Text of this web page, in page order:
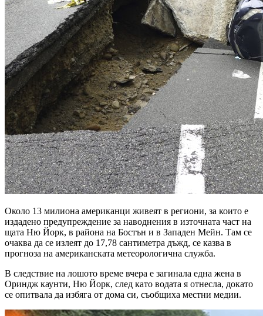
Около 13 милиона американци живеят в региони, за които е
издадено предупреждение за наводнения в източната част на
щата Ню Йорк, в района на Бостън и в Западен Мейн. Там се
очаква да се излеят до 17,78 сантиметра дъжд, се казва в
прогноза на американската метеорологична служба.
В следствие на лошото време вчера е загинала една жена в
Ориндж каунти, Ню Йорк, след като водата я отнесла, докато
се опитвала да избяга от дома си, съобщиха местни медии.